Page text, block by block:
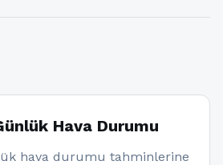
Hava Durumu
hava durumu tahminlerine